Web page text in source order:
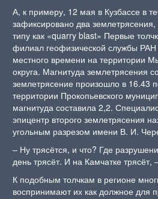
А, к примеру, 12 мая в Кузбассе в
зафиксировано два
типу как «quarry blast» Первые
филиал геофизической службы
местного времени на территории
округа. Магнитуда землетрясения
землетрясение произошло в 16.43
территории Прокопьевского
магнитуда составила 2,2.
эпицентр второго землетрясения
угольным разрезом имени В. И.
– Ну трясётся, и что? Где
день трясёт. И на Камчатке трясёт,
К подобным толчкам в регионе
воспринимают их как должное для